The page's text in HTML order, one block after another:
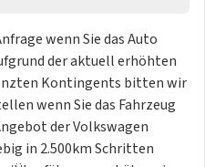
wenn Sie das Auto
der aktuell erhöhten
Kontingents bitten wir
wenn Sie das Fahrzeug
der Volkswagen
in 2.500km Schritten